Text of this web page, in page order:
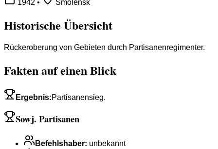
1942 • Smolensk
Historische Übersicht
Rückeroberung von Gebieten durch Partisanenregimenter.
Fakten auf einen Blick
Ergebnis:Partisanensieg.
Sowj. Partisanen
Befehlshaber: unbekannt